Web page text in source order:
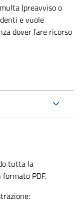
(preavviso o
e vuole
dover fare ricorso
tutta la
PDF.